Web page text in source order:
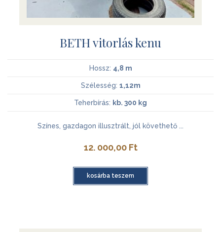
BETH vitorlás kenu
Hossz: 4,8 m
Szélesség: 1,12m
Teherbírás: kb. 300 kg
Színes, gazdagon illusztrált, jól követhető ...
12. 000,00 Ft
kosárba teszem